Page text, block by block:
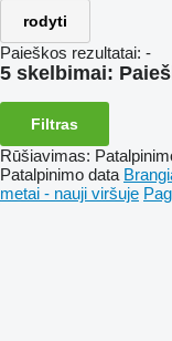
rodyti
Paieškos rezultatai: -
5 skelbimai:
Filtras
Rūšiavimas:
Patalpinimo data
metai - nauji viršuje